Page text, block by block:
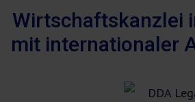
Wirtschaftskanzlei
mit internationaler